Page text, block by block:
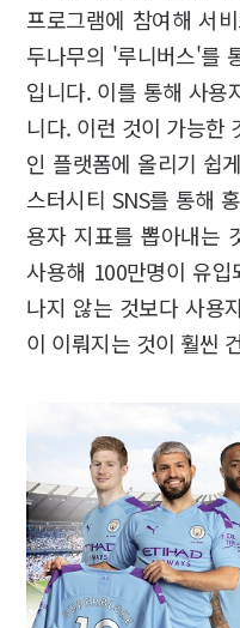
프로그램에 참여해 서
두나무의 '루니버스'를
입니다. 이를 통해 사용
니다. 이런 것이 가능한
인 플랫폼에 올리기 쉽
스터시티 SNS를 통해
용자 지표를 뽑아내는
사용해 100만명이 유
나지 않는 것보다 사용
이 이뤄지는 것이 훨씬